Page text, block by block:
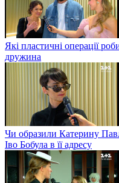
Які пластичні операції
дружина
Чи образили Катерину
Іво Бобула в її адресу